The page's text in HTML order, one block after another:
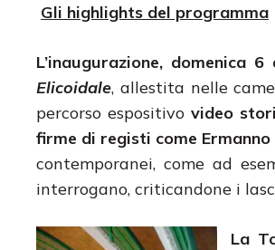
Gli highlights del programma
L’inaugurazione, domenica 6
Elicoidale, allestita nelle
percorso espositivo video
firme di registi come
contemporanei, come ad
interrogano, criticandone i
La